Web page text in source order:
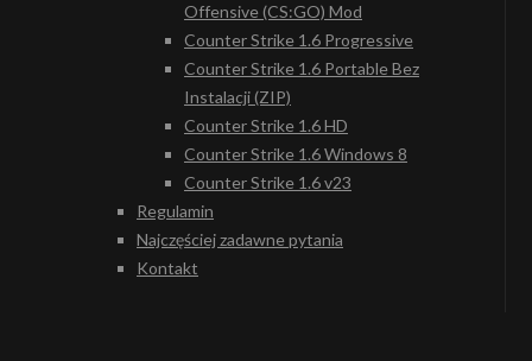
Offensive (CS:GO) Mod
Counter Strike 1.6 Progressive
Counter Strike 1.6 Portable Bez
Instalacji (ZIP)
Counter Strike 1.6 HD
Counter Strike 1.6 Windows 8
Counter Strike 1.6 v23
Regulamin
Najczęściej zadawne pytania
Kontakt